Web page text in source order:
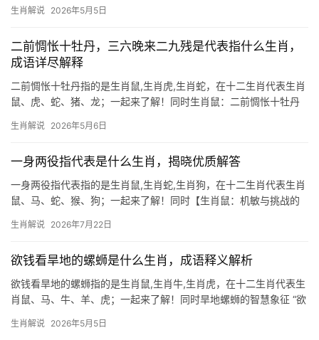
之王，恰与“日驭”呼应，古籍云：“寅虎配青龙，水火既济”，明年甲
生肖解说 2026年5月5日
二前惆怅十牡丹，三六晚来二九残是代表指什么生肖，
成语详尽解释
二前惆怅十牡丹指的是生肖鼠,生肖虎,生肖蛇，在十二生肖代表生肖
鼠、虎、蛇、猪、龙；一起来了解！同时生肖鼠：二前惆怅十牡丹
历二月之前，对应地支子位，暗藏生肖鼠的踪迹，鼠为十二生肖之
生肖解说 2026年5月6日
一身两役指代表是什么生肖，揭晓优质解答
一身两役指代表指的是生肖鼠,生肖蛇,生肖狗，在十二生肖代表生肖
鼠、马、蛇、猴、狗；一起来了解！同时【生肖鼠：机敏与挑战的
俐，又暗藏劳碌奔波，所谓“一身两役”，正应了鼠辈善于多线应对的
生肖解说 2026年7月22日
欲钱看旱地的螺蛳是什么生肖，成语释义解析
欲钱看旱地的螺蛳指的是生肖鼠,生肖牛,生肖虎，在十二生肖代表生
肖鼠、马、牛、羊、虎；一起来了解！同时旱地螺蛳的智慧象征 “欲
肖鼠的机敏应变，鼠为十二生肖之首，天生擅长在逆境中觅得财
生肖解说 2026年5月5日